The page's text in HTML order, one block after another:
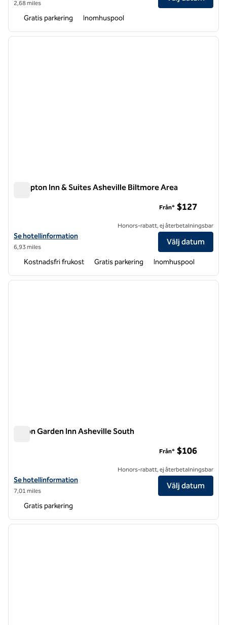
2,68 miles
Gratis parkering Inomhuspool
1 av 12
nästa
Hampton Inn & Suites Asheville Biltmore Area
Visa hotelluppgifter för Hampton Inn & Suites Asheville Biltmore
Se hotellinformation
6,93 miles
Från* $127
Honors-rabatt, ej återbetalningsbar
Välj datum
Kostnadsfri frukost Gratis parkering Inomhuspool
1 av 12
nästa
Hilton Garden Inn Asheville South
Visa hotelluppgifter för Hilton Garden Inn Asheville South
Se hotellinformation
7,01 miles
Från* $106
Honors-rabatt, ej återbetalningsbar
Välj datum
Gratis parkering
1 av 12
nästa